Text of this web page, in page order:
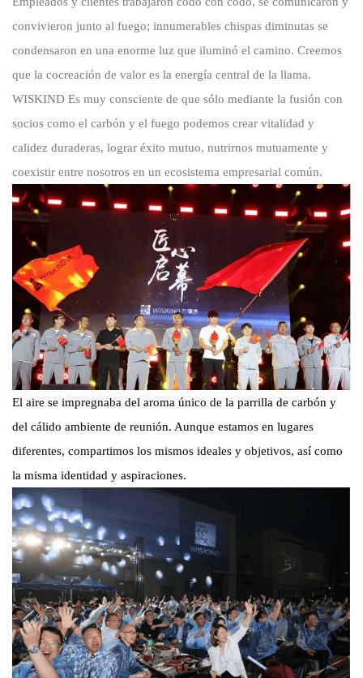
convivieron junto al fuego; innumerables chispas diminutas se
condensaron en una enorme luz que iluminó el camino. Creemos
que la cocreación de valor es la energía central de la llama.
WISKIND Es muy consciente de que sólo mediante la fusión con
socios como el carbón y el fuego podemos crear vitalidad y
calidez duraderas, lograr éxito mutuo, nutrirnos mutuamente y
coexistir entre nosotros en un ecosistema empresarial común.
El aire se impregnaba del aroma único de la parrilla de carbón y
del cálido ambiente de reunión. Aunque estamos en lugares
diferentes, compartimos los mismos ideales y objetivos, así como
la misma identidad y aspiraciones.